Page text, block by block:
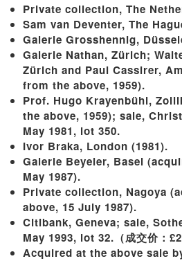
Private collection, The
Sam van Deventer, The
Galerie Grosshennig,
Galerie Nathan, Zürich;
Zürich and Paul Cassirer,
from the above, 1959).
Prof. Hugo Krayenbühl,
the above, 1959); sale,
May 1981, lot 350.
Ivor Braka, London (1981).
Galerie Beyeler, Basel
May 1987).
Private collection, Nagoya
above, 15 July 1987).
Citibank, Geneva; sale,
May 1993, lot 32.（成交价：
Acquired at the above sale